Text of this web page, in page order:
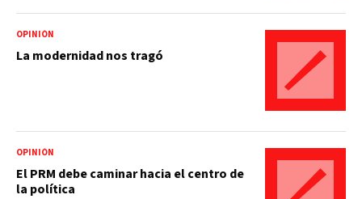
OPINIÓN
La modernidad nos tragó
OPINIÓN
El PRM debe caminar hacia el centro de
la política